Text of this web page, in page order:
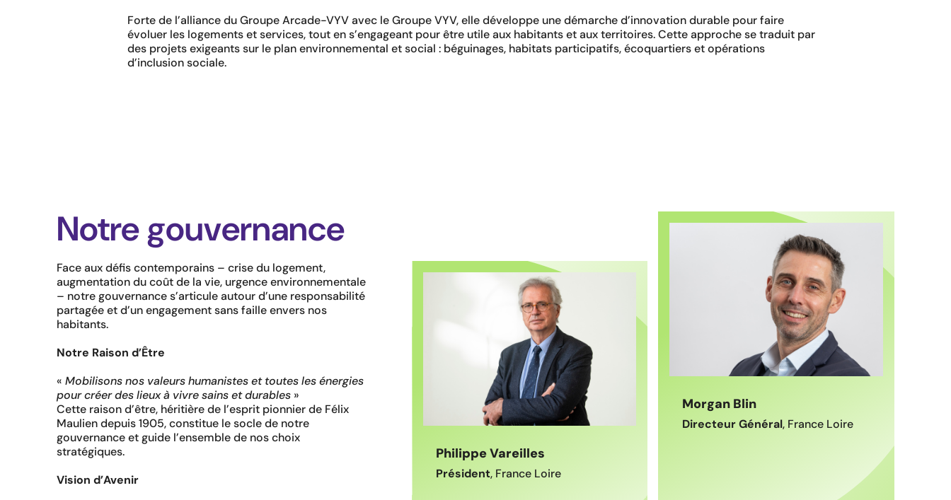
Forte de l’alliance du Groupe Arcade-VYV avec le Groupe VYV, elle développe une démarche d’innovation durable pour faire
évoluer les logements et services, tout en s’engageant pour être utile aux habitants et aux territoires. Cette approche se traduit par
des projets exigeants sur le plan environnemental et social : béguinages, habitats participatifs, écoquartiers et opérations
d’inclusion sociale.
Notre gouvernance
Face aux défis contemporains – crise du logement,
augmentation du coût de la vie, urgence environnementale
– notre gouvernance s’articule autour d’une responsabilité
partagée et d’un engagement sans faille envers nos
habitants.
Notre Raison d’Être
« Mobilisons nos valeurs humanistes et toutes les énergies
pour créer des lieux à vivre sains et durables »
Cette raison d’être, héritière de l’esprit pionnier de Félix
Maulien depuis 1905, constitue le socle de notre
gouvernance et guide l’ensemble de nos choix
stratégiques.
Vision d’Avenir
Philippe Vareilles
Président, France Loire
Morgan Blin
Directeur Général, France Loire